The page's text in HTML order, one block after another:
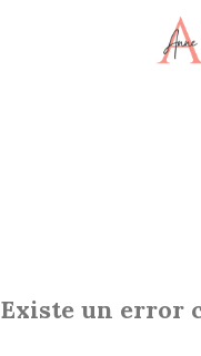
Existe un error